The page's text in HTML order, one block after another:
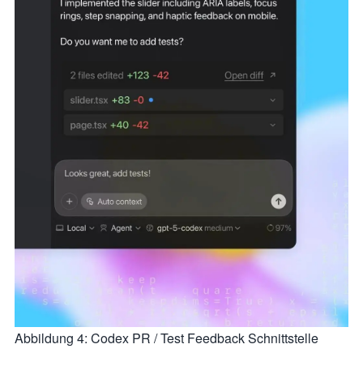
Abbildung 4: Codex PR / Test Feedback Schnittstelle